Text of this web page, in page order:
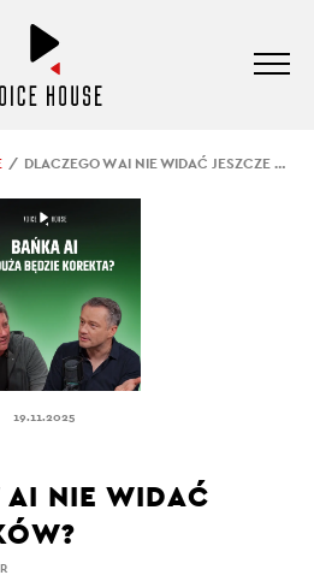
DLACZEGO W AI NIE WIDAĆ JESZCZE ZYSKÓW?
19.11.2025
AI NIE WIDAĆ